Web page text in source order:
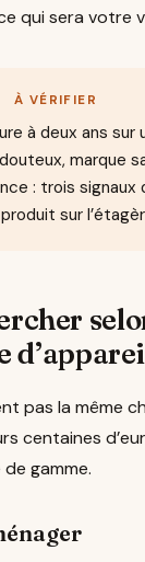
qui sera votre
À VÉRIFIER
à deux ans sur
marque
: trois signaux
sur
pas la même
centaines
gamme.